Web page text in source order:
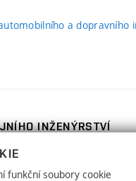
a dopravního
INŽENÝRSTVÍ
funkční soubory cookie